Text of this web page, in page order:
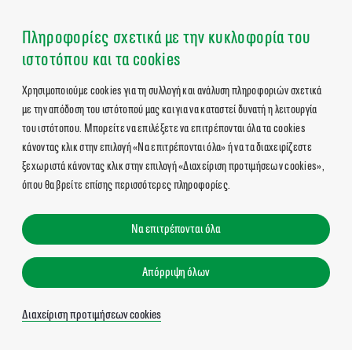
Πληροφορίες σχετικά με την κυκλοφορία του
ιστοτόπου και τα cookies
Χρησιμοποιούμε cookies για τη συλλογή και ανάλυση πληροφοριών σχετικά
με την απόδοση του ιστότοπού μας και για να καταστεί δυνατή η λειτουργία
του ιστότοπου. Μπορείτε να επιλέξετε να επιτρέπονται όλα τα cookies
κάνοντας κλικ στην επιλογή «Να επιτρέπονται όλα» ή να τα διαχειρίζεστε
ξεχωριστά κάνοντας κλικ στην επιλογή «Διαχείριση προτιμήσεων cookies»,
όπου θα βρείτε επίσης περισσότερες πληροφορίες.
Να επιτρέπονται όλα
Απόρριψη όλων
Διαχείριση προτιμήσεων cookies